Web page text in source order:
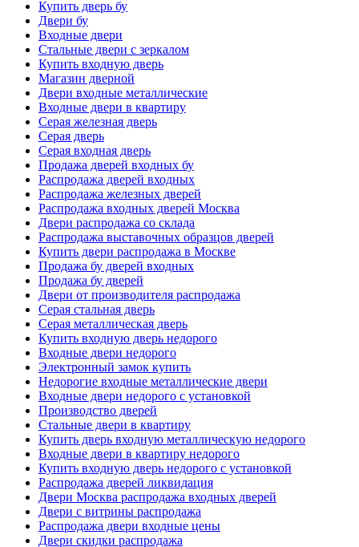
Купить дверь бу
Двери бу
Входные двери
Стальные двери с зеркалом
Купить входную дверь
Магазин дверной
Двери входные металлические
Входные двери в квартиру
Серая железная дверь
Серая дверь
Серая входная дверь
Продажа дверей входных бу
Распродажа дверей входных
Распродажа железных дверей
Распродажа входных дверей Москва
Двери распродажа со склада
Распродажа выставочных образцов дверей
Купить двери распродажа в Москве
Продажа бу дверей входных
Продажа бу дверей
Двери от производителя распродажа
Серая стальная дверь
Серая металлическая дверь
Купить входную дверь недорого
Входные двери недорого
Электронный замок купить
Недорогие входные металлические двери
Входные двери недорого с установкой
Производство дверей
Стальные двери в квартиру
Купить дверь входную металлическую недорого
Входные двери в квартиру недорого
Купить входную дверь недорого с установкой
Распродажа дверей ликвидация
Двери Москва распродажа входных дверей
Двери с витрины распродажа
Распродажа двери входные цены
Двери скидки распродажа